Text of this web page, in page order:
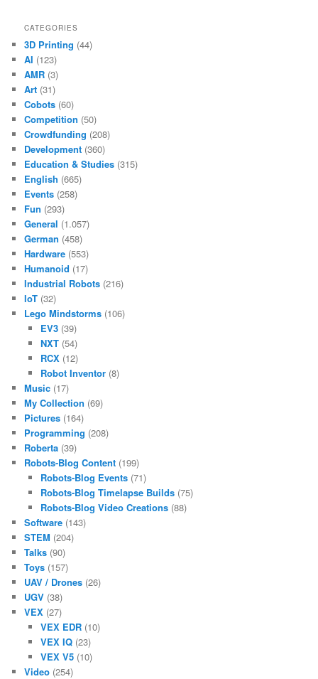
CATEGORIES
3D Printing (44)
AI (123)
AMR (3)
Art (31)
Cobots (60)
Competition (50)
Crowdfunding (208)
Development (360)
Education & Studies (315)
English (665)
Events (258)
Fun (293)
General (1.057)
German (458)
Hardware (553)
Humanoid (17)
Industrial Robots (216)
IoT (32)
Lego Mindstorms (106)
EV3(39)
NXT(54)
RCX(12)
Robot Inventor(8)
Music (17)
My Collection (69)
Pictures (164)
Programming (208)
Roberta (39)
Robots-Blog Content (199)
Robots-Blog Events(71)
Robots-Blog Timelapse Builds(75)
Robots-Blog Video Creations(88)
Software (143)
STEM (204)
Talks (90)
Toys (157)
UAV / Drones (26)
UGV (38)
VEX (27)
VEX EDR(10)
VEX IQ(23)
VEX V5(10)
Video (254)